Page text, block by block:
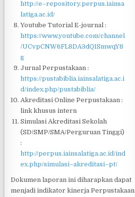
http://e–repository.perpus.iainsa
latiga.ac.id/
YoutubeTutorial E-journal :
https://www.youtube.com/channel
/UCvpCNW6FL8DA3dQISmwqY8
g
Jurnal Perpustakaan :
https://pustabiblia.iainsalatiga.ac.i
d/index.php/pustabiblia/
Akreditasi Online Perpustakaan :
link khusus intern
Simulasi Akreditasi Sekolah
(SD/SMP/SMA/Perguruan Tinggi)
:
http://perpus.iainsalatiga.ac.id/ind
ex.php/simulasi–akreditasi–pt/
Dokumen laporan ini diharapkan dapat
menjadi indikator kinerja Perpustakaan